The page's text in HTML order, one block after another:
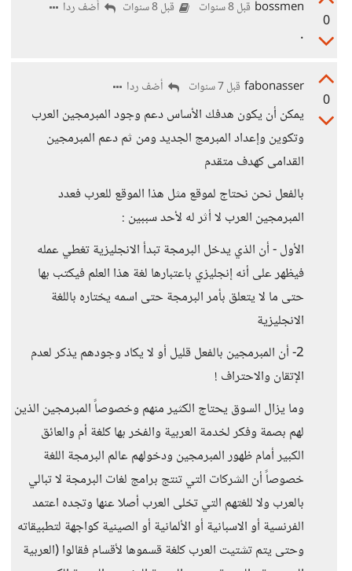
0
bossmen قبل 8 سنوات قبل 8 سنوات أضف ردا
.
0
fabonasser قبل 7 سنوات أضف ردا
يمكن أن يكون هدفك الأساس دعم وجود المبرمجين العرب
وتكوين وإعداد المبرمج الجديد ومن ثم دعم المبرمجين
القدامى كهدف متقدم
بالفعل نحن نحتاج لموقع مثل هذا الموقع للعرب فعدد
المبرمجين العرب لا أثر له لأحد سببين :
الأول - أن الذي يدخل البرمجة تبدأ الانجليزية تغطي عمله
فيظهر على أنه إنجليزي باعتبارها لغة هذا العلم فيكتب بها
حتى ما لا يتعلق بأمر البرمجة حتى اسمه يختاره باللغة
الانجليزية
2- أن المبرمجين بالفعل قليل أو لا يكاد وجودهم يذكر لعدم
الإتقان والاحتراف !
وما يزال السوق يحتاج الكثير منهم وخصوصاً المبرمجين الذين
لهم بصمة وفكر لخدمة العربية والفخر بها كلغة أم والعائق
الكبير أمام ظهور المبرمجين ودخولهم عالم البرمجة اللغة
خصوصاً أن الشركات التي تنتج برامج لغات البرمجة لا تبالي
بالعرب ولا للغتهم التي تخلى العرب أصلا عنها وتجده اعتمد
الفرنسية أو الاسبانية أو الألمانية أو الصينية كواجهة لتطبيقاته
وحتى يتم تشتيت العرب كلغة قسموها لأقسام فقالوا (العربية